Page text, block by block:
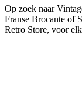
Op zoek naar
Franse Brocante of
Retro Store, voor